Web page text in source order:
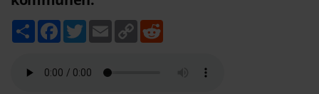
D
e
F
b
T
w
t
E
m
C
o